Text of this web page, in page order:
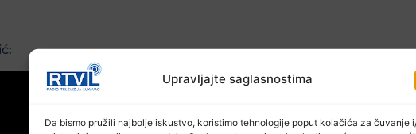
Upravljajte saglasnostima
Da bismo pružili najbolje iskustvo, koristimo tehnologije poput kolačića za čuvanje